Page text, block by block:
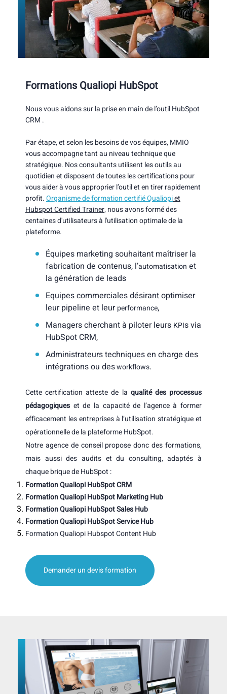
Formations Qualiopi HubSpot
Nous vous aidons sur la prise en main de l’outil HubSpot
CRM .
Par étape, et selon les besoins de vos équipes, MMIO
vous accompagne tant au niveau technique que
stratégique. Nos consultants utilisent les outils au
quotidien et disposent de toutes les certifications pour
vous aider à vous approprier l’outil et en tirer rapidement
profit.Organisme de formation certifié Qualiopiet
Hubspot Certified Trainer,nous avons formé des
centaines d'utilisateurs à l'utilisation optimale de la
plateforme.
Équipes marketing souhaitant maîtriser la
fabrication de contenus, l’automatisation et
la génération de leads
Equipes commerciales désirant optimiser
leur pipeline et leur performance,
Managers cherchant à piloter leurs KPIs via
HubSpot CRM,
Administrateurs techniques en charge des
intégrations ou desworkflows.
Cette certification atteste de la qualité des processus
pédagogiques et de la capacité de l’agence à former
efficacement les entreprises à l’utilisation stratégique et
opérationnelle de la plateforme HubSpot.
Notre agence de conseil propose donc des formations,
mais aussi des audits et du consulting, adaptés à
chaque brique de HubSpot :
Formation Qualiopi HubSpot CRM
FormationQualiopi HubSpot Marketing Hub
FormationQualiopi HubSpot Sales Hub
FormationQualiopi HubSpot Service Hub
Formation Qualiopi Hubspot Content Hub
Demander un devis formation